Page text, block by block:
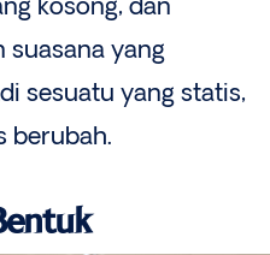
kosong, dan
yang
sesuatu yang statis,
berubah.